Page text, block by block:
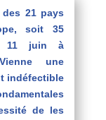
21 pays
soit 35
11 juin à
une
indéfectible
de les